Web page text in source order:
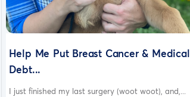
Help Me Put Breast Cancer & Medical
Debt...
I just finished my last surgery (woot woot), and,...